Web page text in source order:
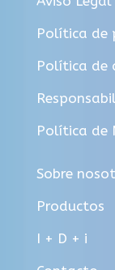
Política de
Política de
Política de
Sobre
Productos
I + D + i